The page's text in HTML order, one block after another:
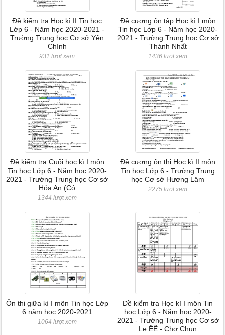
Đề kiểm tra Học kì II Tin học
Lớp 6 - Năm học 2020-2021 -
Trường Trung học Cơ sở Yên
Chính
931 lượt xem
Đề cương ôn tập Học kì I môn
Tin học Lớp 6 - Năm học 2020-
2021 - Trường Trung học Cơ sở
Thành Nhất
1436 lượt xem
Đề kiểm tra Cuối học kì I môn
Tin học Lớp 6 - Năm học 2020-
2021 - Trường Trung học Cơ sở
Hóa An (Có
1344 lượt xem
Đề cương ôn thi Học kì II môn
Tin học Lớp 6 - Trường Trung
học Cơ sở Hương Lâm
2275 lượt xem
Ôn thi giữa kì I môn Tin học Lớp
6 năm học 2020-2021
1064 lượt xem
Đề kiểm tra Học kì I môn Tin
học Lớp 6 - Năm học 2020-
2021 - Trường Trung học Cơ sở
Le ÊÊ - Chơ Chun